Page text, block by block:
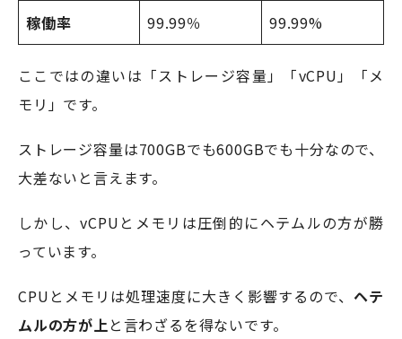
稼働率 99.99％ 99.99%
ここではの違いは「ストレージ容量」「vCPU」「メ
モリ」です。
ストレージ容量は700GBでも600GBでも十分なので、
大差ないと言えます。
しかし、vCPUとメモリは圧倒的にヘテムルの方が勝
っています。
CPUとメモリは処理速度に大きく影響するので、 ヘテ
ムルの方が上と言わざるを得ないです。